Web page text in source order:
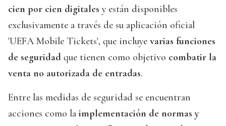
cien por cien digitales y están disponibles
exclusivamente a través de su aplicación oficial
'UEFA Mobile Tickets', que incluye varias funciones
de seguridad que tienen como objetivo combatir la
venta no autorizada de entradas.
Entre las medidas de seguridad se encuentran
acciones como la implementación de normas y